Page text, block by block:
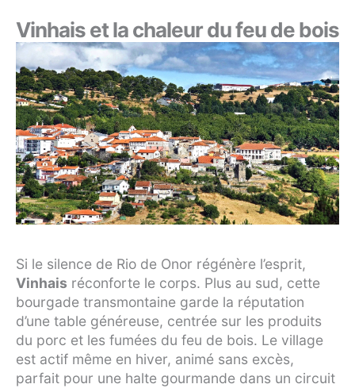
Vinhais et la chaleur du feu de bois
Si le silence de Rio de Onor régénère l’esprit,
Vinhais réconforte le corps. Plus au sud, cette
bourgade transmontaine garde la réputation
d’une table généreuse, centrée sur les produits
du porc et les fumées du feu de bois. Le village
est actif même en hiver, animé sans excès,
parfait pour une halte gourmande dans un circuit